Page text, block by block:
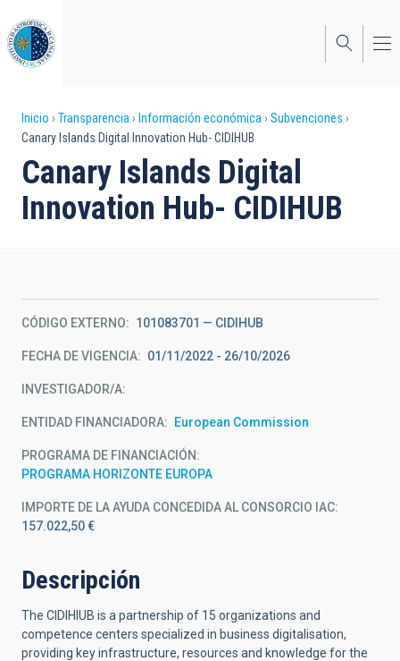
al
contenido
principal
Sobrescribir
enlaces
de
ayuda
navegación
Inicio Transparencia Información económica
Subvenciones
Canary Islands Digital Innovation Hub- CIDIHUB
Canary Islands Digital
Innovation Hub- CIDIHUB
CÓDIGO EXTERNO 101083701 — CIDIHUB
FECHA DE VIGENCIA 01/11/2022 - 26/10/2026
INVESTIGADOR/A
ENTIDAD FINANCIADORA European Commission
PROGRAMA DE FINANCIACIÓN
PROGRAMA HORIZONTE EUROPA
IMPORTE DE LA AYUDA CONCEDIDA AL CONSORCIO IAC
157.022,50 €
Descripción
The CIDIHIUB is a partnership of 15 organizations and
competence centers specialized in business digitalisation,
providing key infrastructure, resources and knowledge for the